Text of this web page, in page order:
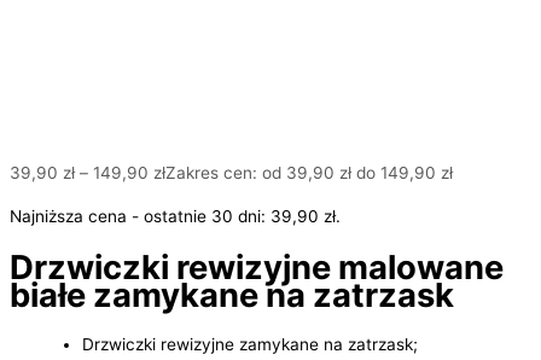
39,90 zł – 149,90 złZakres cen: od 39,90 zł do 149,90 zł
Najniższa cena - ostatnie 30 dni: 39,90 zł.
Drzwiczki rewizyjne malowane
białe zamykane na zatrzask
Drzwiczki rewizyjne zamykane na zatrzask;